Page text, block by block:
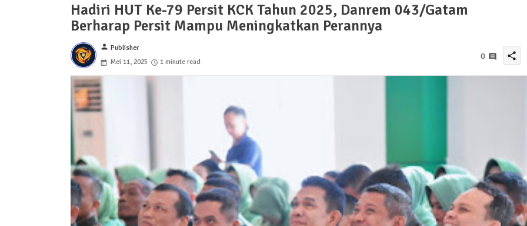
Hadiri HUT Ke-79 Persit KCK Tahun 2025, Danrem 043/Gatam
Berharap Persit Mampu Meningkatkan Perannya
person Publisher
Mei 11, 2025
1 minute read
0 share